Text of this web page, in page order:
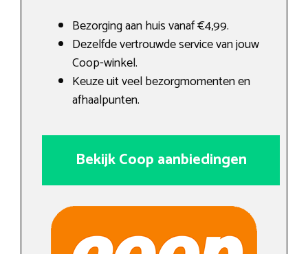
Bezorging aan huis vanaf €4,99.
Dezelfde vertrouwde service van jouw
Coop-winkel.
Keuze uit veel bezorgmomenten en
afhaalpunten.
Bekijk Coop aanbiedingen